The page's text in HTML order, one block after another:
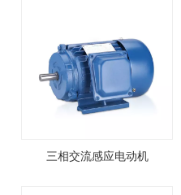
三相交流感应电动机